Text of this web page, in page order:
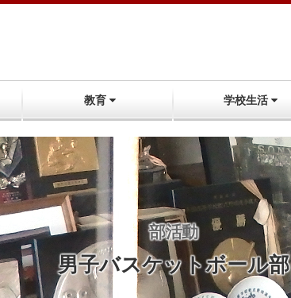
教育 学校生活
部活動
男子バスケットボール部